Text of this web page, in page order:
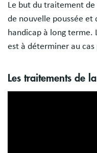
Le but du traitement
de nouvelle poussée et
handicap à long terme.
est à déterminer au
Les traitements de